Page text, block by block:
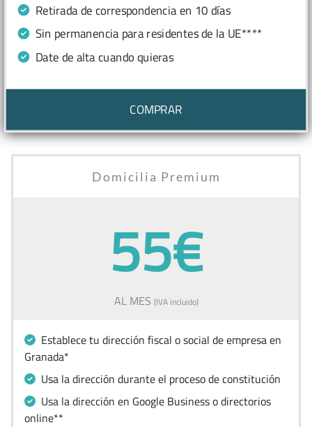
Retirada de correspondencia en 10 días
Sin permanencia para residentes de la UE****
Date de alta cuando quieras
COMPRAR
Domicilia Premium
55€
AL MES (IVA incluido)
Establece tu dirección fiscal o social de empresa en
Granada*
Usa la dirección durante el proceso de constitución
Usa la dirección en Google Business o directorios
online**